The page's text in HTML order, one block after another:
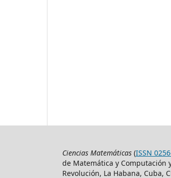
Ciencias Matemáticas (ISSN
de Matemática y Computación
Revolución, La Habana, Cuba,